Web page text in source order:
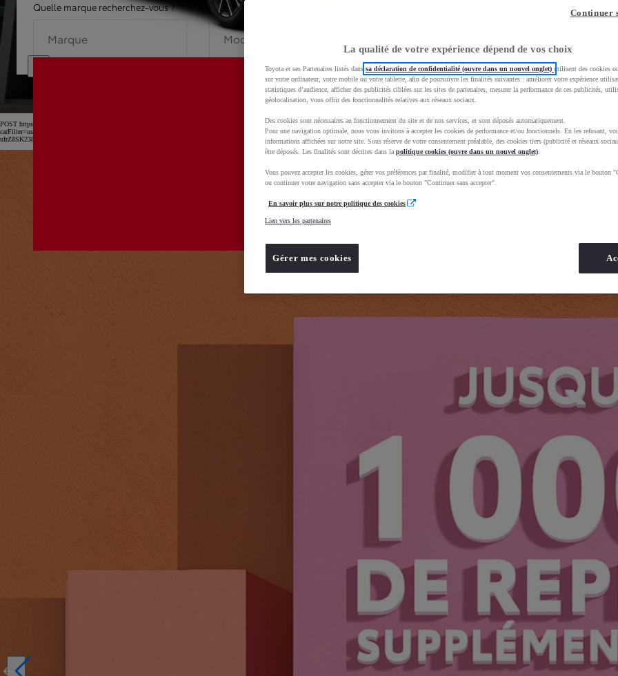
Quelle marque recherchez-vous ?
Marque
Quel modèle recherchez-vous ?
Modèle
Dans quelle
POST https://usc-webcomponents.toyota-europe.com/v1/car-filter-header/fr/fr?
uIrZ8SK238Kn6x2OwfL2isPTEXM0MwD0BvOsZGv7GXbVu52B_rl2xoCnw4QAvD_BwE
La qualité de votre expérience dépend de vos choix
Toyota et ses Partenaires listés dans sa déclaration de confidentialité (ouvre dans un nouvel onglet) utilisent des cookies
sur votre ordinateur, votre mobile ou votre tablette, afin de poursuivre les finalités suivantes : améliorer votre expérience
statistiques d’audience, afficher des publicités ciblées sur les sites de partenaires, mesurer la performance de ces publicités,
géolocalisation, vous offrir des fonctionnalités relatives aux réseaux sociaux.
Des cookies sont nécessaires au fonctionnement du site et de nos services, et sont déposés automatiquement.
Pour une navigation optimale, nous vous invitons à accepter les cookies de performance et/ou fonctionnels. En les refusant,
informations affichées sur notre site. Sous réserve de votre consentement préalable, des cookies tiers (publicité et réseaux
être déposés. Les finalités sont décrites dans la politique cookies (ouvre dans un nouvel onglet)
Vous pouvez accepter les cookies, gérer vos préférences par finalité, modifier à tout moment vos consentements via le bouton
ou continuer votre navigation sans accepter via le bouton "Continuer sans accepter".
En savoir plus sur notre politique des cookies
Lien vers les partenaires
Gérer mes cookies
Continuer